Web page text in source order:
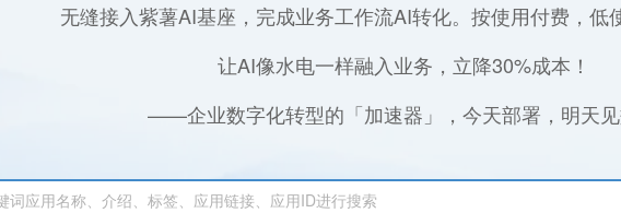
无缝接入紫薯AI基座，完成业务工作流AI转化。按使用付费，低
让AI像水电一样融入业务，立降30%成本！
——企业数字化转型的「加速器」，今天部署，明天见